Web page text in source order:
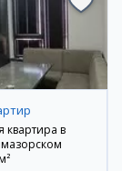
квартира в